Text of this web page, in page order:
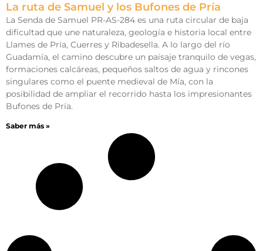
La ruta de Samuel y los Bufones de Pría
La Senda de Samuel PR-AS-284 es una ruta circular de baja
dificultad que une naturaleza, geología e historia local entre
Llames de Pría, Cuerres y Ribadesella. A lo largo del río
Guadamía, el camino descubre un paisaje tranquilo de vegas,
formaciones calcáreas, pequeños saltos de agua y rincones
singulares como el puente medieval de Mía, con la
posibilidad de ampliar el recorrido hasta los impresionantes
Bufones de Pría.
Saber más »